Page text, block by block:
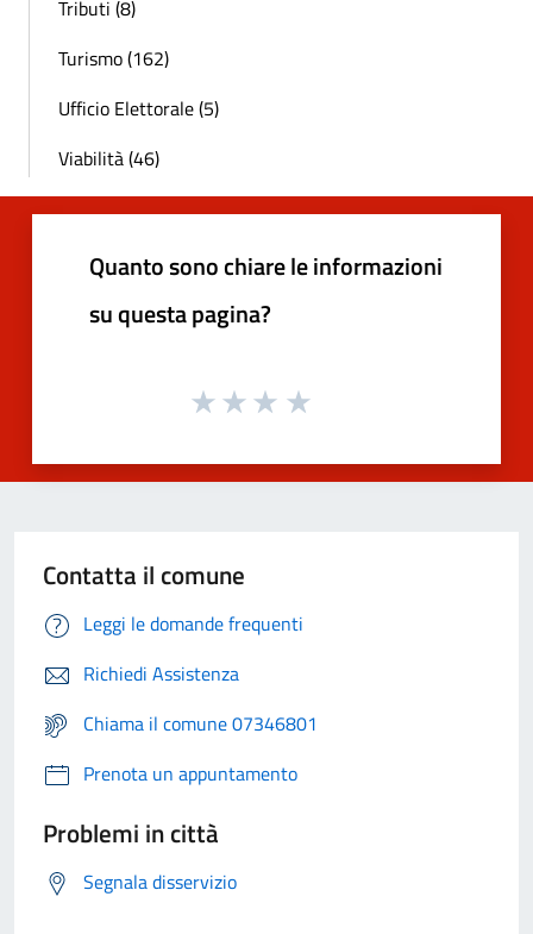
Tributi (8)
Turismo (162)
Ufficio Elettorale (5)
Viabilità (46)
Quanto sono chiare le informazioni
su questa pagina?
Contatta il comune
Leggi le domande frequenti
Richiedi Assistenza
Chiama il comune 07346801
Prenota un appuntamento
Problemi in città
Segnala disservizio